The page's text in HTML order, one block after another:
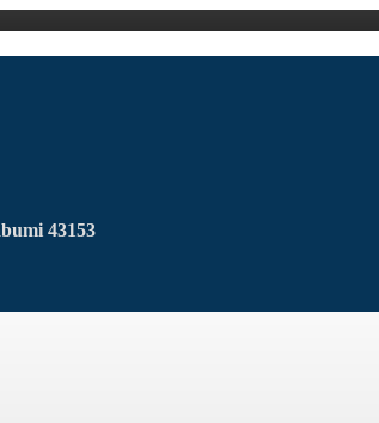
43153